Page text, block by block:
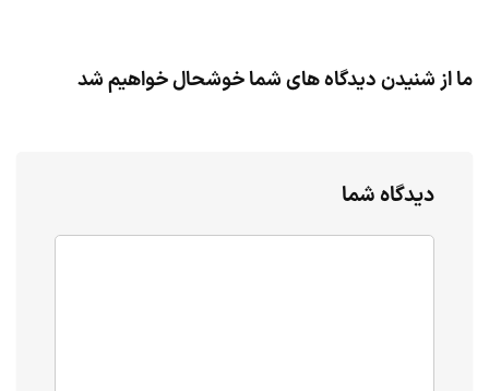
ما از شنیدن دیدگاه های شما خوشحال خواهیم شد
دیدگاه شما